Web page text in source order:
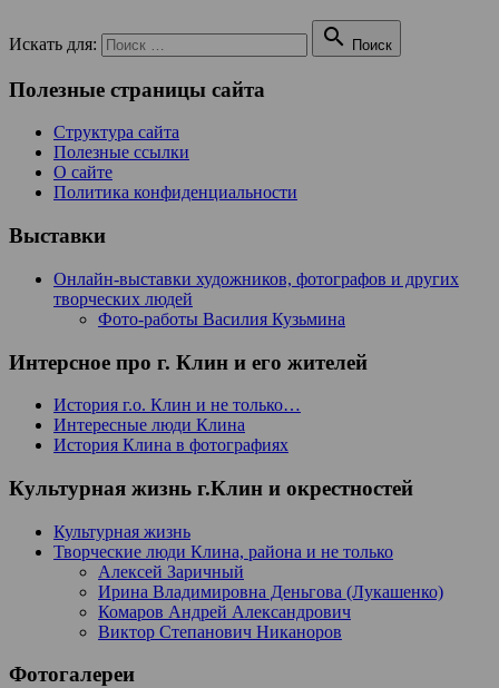
Искать для:  Поиск
Полезные страницы сайта
Структура сайта
Полезные ссылки
О сайте
Политика конфиденциальности
Выставки
Онлайн-выставки художников, фотографов и других
творческих людей
Фото-работы Василия Кузьмина
Интерсное про г. Клин и его жителей
История г.о. Клин и не только…
Интересные люди Клина
История Клина в фотографиях
Культурная жизнь г.Клин и окрестностей
Культурная жизнь
Творческие люди Клина, района и не только
Алексей Заричный
Ирина Владимировна Деньгова (Лукашенко)
Комаров Андрей Александрович
Виктор Степанович Никаноров
Фотогалереи